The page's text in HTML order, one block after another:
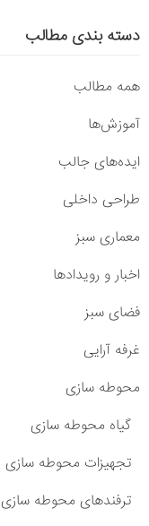
دسته بندی مطالب
همه مطالب
آموزش‌ها
ایده‌های جالب
طراحی داخلی
معماری سبز
اخبار و رویدادها
فضای سبز
غرفه آرایی
محوطه سازی
گیاه محوطه سازی
تجهیزات محوطه سازی
ترفندهای محوطه سازی